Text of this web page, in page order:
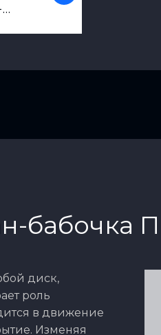
бабочка
диск,
роль
в движение
Изменяя